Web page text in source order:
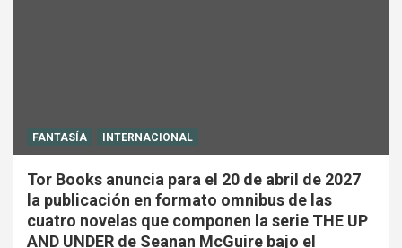
FANTASÍA INTERNACIONAL
Tor Books anuncia para el 20 de abril de 2027
la publicación en formato omnibus de las
cuatro novelas que componen la serie THE UP
AND UNDER de Seanan McGuire bajo el